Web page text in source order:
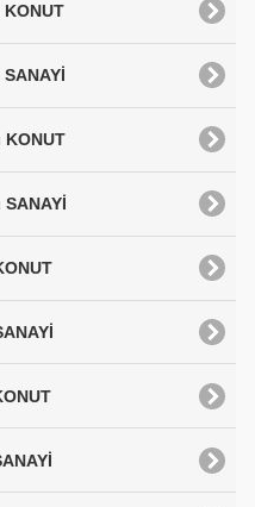
KONUT
KONUT